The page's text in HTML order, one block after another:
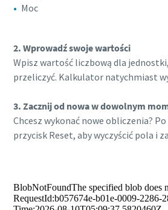
Moc
2. Wprowadź swoje wartości
Wpisz wartość liczbową dla
przeliczyć. Kalkulator natychmiast
3. Zacznij od nowa w dowolnym
Chcesz wykonać nowe obliczenia?
przycisk Reset, aby wyczyścić pola i